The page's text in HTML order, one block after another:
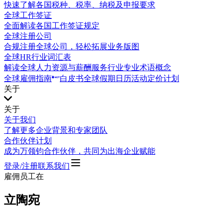
快速了解各国税种、税率、纳税及申报要求
全球工作签证
全面解读各国工作签证规定
全球注册公司
合规注册全球公司，轻松拓展业务版图
全球HR行业词汇表
解读全球人力资源与薪酬服务行业专业术语概念
全球雇佣指南
白皮书全球假期日历活动定价计划
关于
关于
关于我们
了解更多企业背景和专家团队
合作伙伴计划
成为万领钧合作伙伴，共同为出海企业赋能
登录/注册联系我们
雇佣员工在
立陶宛